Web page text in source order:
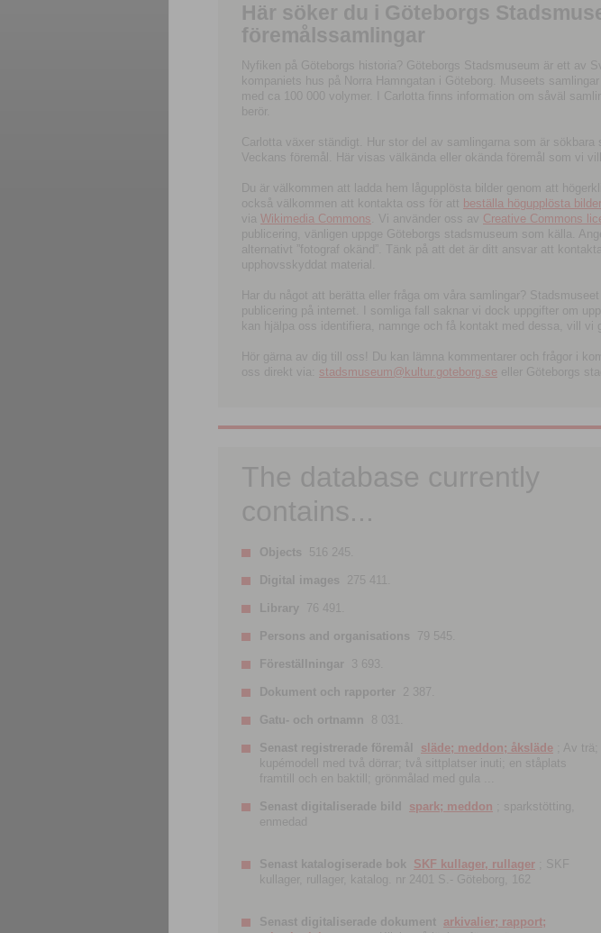
Här söker du i Göteborgs
föremålssamlingar
Nyfiken på Göteborgs historia? Göteborgs Stadsmuseum är ett av
kompaniets hus på Norra Hamngatan i Göteborg. Museets
med ca 100 000 volymer. I Carlotta finns information om såväl
berör.
Carlotta växer ständigt. Hur stor del av samlingarna som är
Veckans föremål. Här visas välkända eller okända föremål som vi
Du är välkommen att ladda hem lågupplösta bilder genom att
också välkommen att kontakta oss för att beställa högupplösta bilder
via Wikimedia Commons . Vi använder oss av Creative Commons
publicering, vänligen uppge Göteborgs stadsmuseum som källa.
alternativt ”fotograf okänd”. Tänk på att det är ditt ansvar att
upphovsskyddat material.
Har du något att berätta eller fråga om våra samlingar?
publicering på internet. I somliga fall saknar vi dock uppgifter om
kan hjälpa oss identifiera, namnge och få kontakt med dessa, vill vi
Hör gärna av dig till oss! Du kan lämna kommentarer och frågor i
oss direkt via: stadsmuseum@kultur.goteborg.se eller Göteborgs
The database currently
contains...
Objects 516 245.
Digital images 275 411.
Library 76 491.
Persons and organisations 79 545.
Föreställningar 3 693.
Dokument och rapporter 2 387.
Gatu- och ortnamn 8 031.
Senast registrerade föremål släde; meddon; åksläde ; Av trä;
kupémodell med två dörrar; två sittplatser inuti; en ståplats
framtill och en baktill; grönmålad med gula ...
Senast digitaliserade bild spark; meddon ; sparkstötting,
enmedad
Senast katalogiserade bok SKF kullager, rullager ; SKF
kullager, rullager, katalog. nr 2401 S.- Göteborg, 162
Senast digitaliserade dokument arkivalier; rapport;